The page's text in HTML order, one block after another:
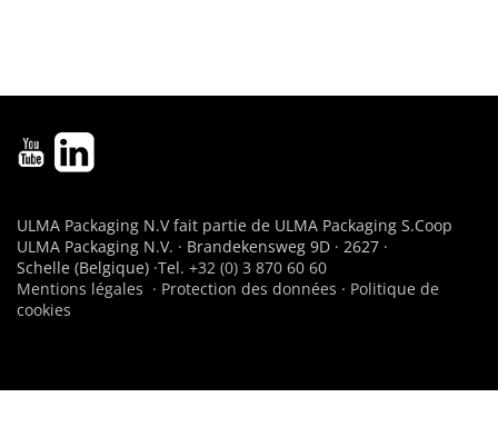
ULMA Packaging N.V fait partie de ULMA Packaging S.Coop
ULMA Packaging N.V. · Brandekensweg 9D · 2627 ·
Schelle (Belgique) ·Tel. +32 (0) 3 870 60 60
Mentions légales · Protection des données · Politique de
cookies